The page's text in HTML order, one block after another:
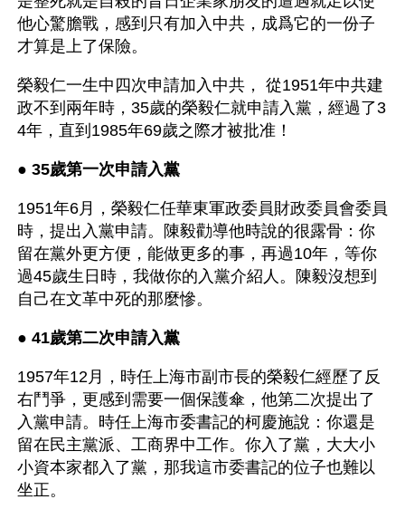
他心驚膽戰，感到只有加入中共，成爲它的一份子
才算是上了保險。
榮毅仁一生中四次申請加入中共， 從1951年中共建
政不到兩年時，35歲的榮毅仁就申請入黨，經過了3
4年，直到1985年69歲之際才被批准！
● 35歲第一次申請入黨
1951年6月，榮毅仁任華東軍政委員財政委員會委員
時，提出入黨申請。陳毅勸導他時說的很露骨：你
留在黨外更方便，能做更多的事，再過10年，等你
過45歲生日時，我做你的入黨介紹人。陳毅沒想到
自己在文革中死的那麼慘。
● 41歲第二次申請入黨
1957年12月，時任上海市副市長的榮毅仁經歷了反
右鬥爭，更感到需要一個保護傘，他第二次提出了
入黨申請。時任上海市委書記的柯慶施說：你還是
留在民主黨派、工商界中工作。你入了黨，大大小
小資本家都入了黨，那我這市委書記的位子也難以
坐正。